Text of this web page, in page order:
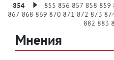
854
855 856 857 858 859
867 868 869 870 871 872 873
882 883
Мнения